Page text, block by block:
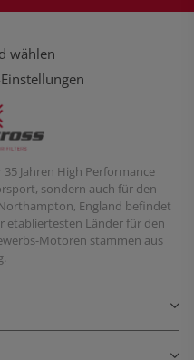
wählen
Jahren High Performance
sondern auch für den
England befindet
etabliertesten Länder für den
Motoren stammen aus